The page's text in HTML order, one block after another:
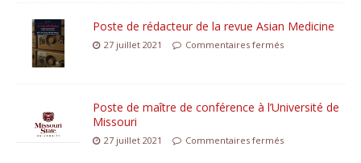
Poste de rédacteur de la revue Asian Medicine
27 juillet 2021 Commentaires fermés
Poste de maître de conférence à l’Université de
Missouri
27 juillet 2021 Commentaires fermés